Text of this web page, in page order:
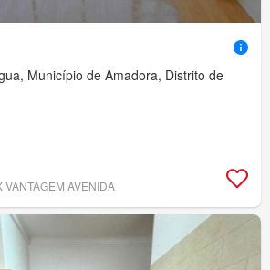
Município de Amadora, Distrito de
AVENIDA